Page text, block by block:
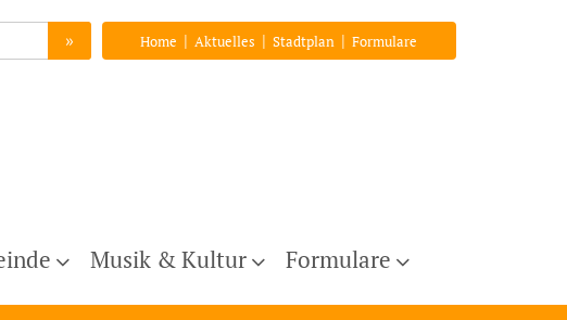
Home | Aktuelles | Stadtplan | Formulare
»
Musik & Kultur Formulare